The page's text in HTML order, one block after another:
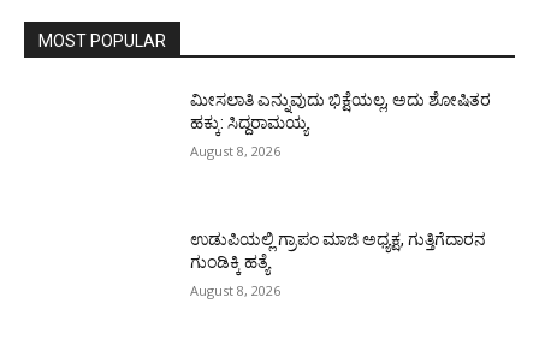
MOST POPULAR
ಮೀಸಲಾತಿ ಎನ್ನುವುದು ಭಿಕ್ಷೆಯಲ್ಲ, ಅದು ಶೋಷಿತರ
ಹಕ್ಕು: ಸಿದ್ದರಾಮಯ್ಯ
August 8, 2026
ಉಡುಪಿಯಲ್ಲಿ ಗ್ರಾಪಂ ಮಾಜಿ ಅಧ್ಯಕ್ಷ, ಗುತ್ತಿಗೆದಾರನ
ಗುಂಡಿಕ್ಕಿ ಹತ್ಯೆ
August 8, 2026